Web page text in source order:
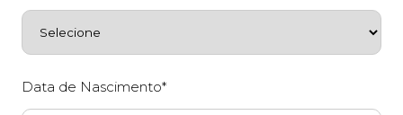
Data de Nascimento*